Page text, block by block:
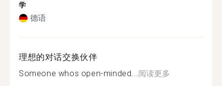
学
德语
理想的对话交换伙伴
Someone whos open-minded...阅读更多